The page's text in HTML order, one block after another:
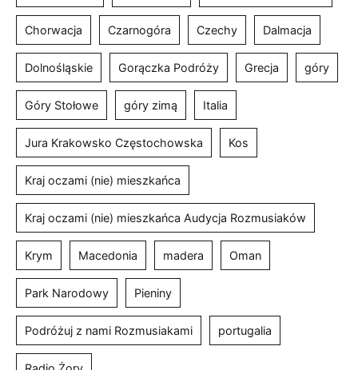
Chorwacja Czarnogóra Czechy Dalmacja
Dolnośląskie Gorączka Podróży Grecja góry
Góry Stołowe góry zimą Italia
Jura Krakowsko Częstochowska Kos
Kraj oczami (nie) mieszkańca
Kraj oczami (nie) mieszkańca Audycja Rozmusiaków
Krym Macedonia madera Oman
Park Narodowy Pieniny
Podróżuj z nami Rozmusiakami portugalia